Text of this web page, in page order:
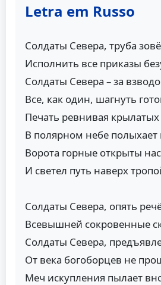
Letra em Russo
Солдаты Севера, труба
Исполнить все приказы
Солдаты Севера – за
Все, как один, шагнуть
Печать ревнивая крылатых
В полярном небе полыхает
Ворота горные открыты
И светел путь наверх
Солдаты Севера, опять
Всевышней сокровенные
Солдаты Севера,
От века богоборцев не
Меч искупления пылает